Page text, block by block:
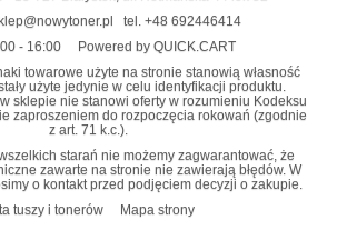
tel. +48 692446414
- 16:00
Powered by QUICK.CART
towarowe użyte na stronie stanowią własność
użyte jedynie w celu identyfikacji produktu.
sklepie nie stanowi oferty w rozumieniu Kodeksu
zaproszeniem do rozpoczęcia rokowań (zgodnie
z art. 71 k.c.).
starań nie możemy zagwarantować, że
zawarte na stronie nie zawierają błędów. W
o kontakt przed podjęciem decyzji o zakupie.
tuszy i tonerów
Mapa strony